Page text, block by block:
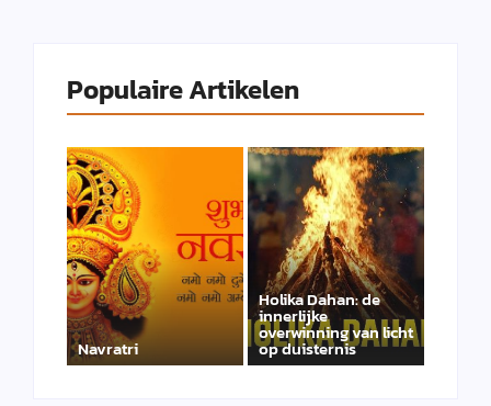
Populaire Artikelen
Navratri
Holika Dahan: de
innerlijke
overwinning van licht
op duisternis